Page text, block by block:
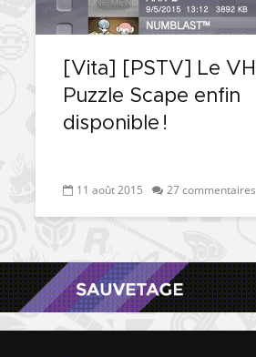
[Vita] [PSTV] Le
Puzzle Scape enfin
disponible !
11 août 2015 27 commentaires